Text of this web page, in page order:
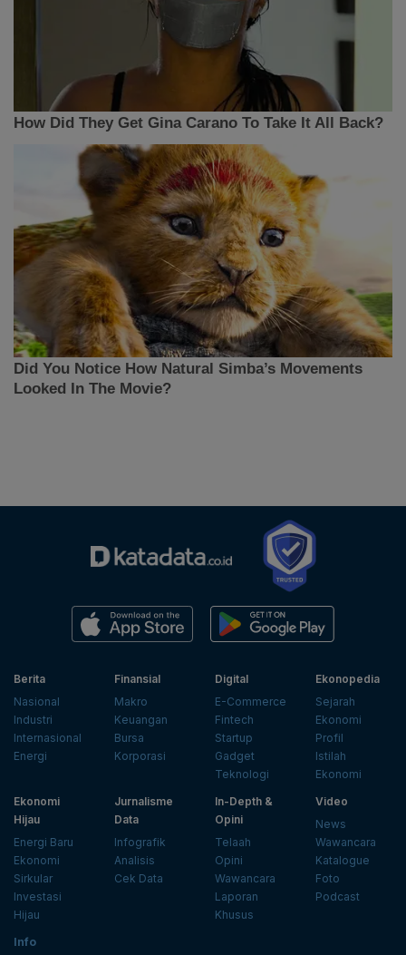
Berita
Nasional
Industri
Internasional
Energi
Finansial
Makro
Keuangan
Bursa
Korporasi
Digital
E-Commerce
Fintech
Startup
Gadget
Teknologi
Ekonopedia
Sejarah
Ekonomi
Profil
Istilah
Ekonomi
Ekonomi
Hijau
Energi Baru
Ekonomi
Sirkular
Investasi
Hijau
Jurnalisme
Data
Infografik
Analisis
Cek Data
In-Depth &
Opini
Telaah
Opini
Wawancara
Laporan
Khusus
Video
News
Wawancara
Katalogue
Foto
Podcast
Info